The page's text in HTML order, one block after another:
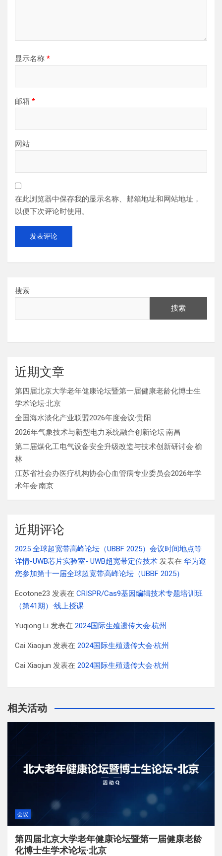
显示名称 *
邮箱 *
网站
在此浏览器中保存我的显示名称、邮箱地址和网站地址，
以便下次评论时使用。
搜索
搜索
近期文章
第四届北京大学老年健康论坛暨第一届健康老龄化博士生
学术论坛·北京
全国海水淡化产业联盟2026年度会议·贵阳
2026年气象技术与新型电力系统融合创新论坛·南昌
第二届煤化工电气设备安全升级改造与技术创新研讨会·榆
林
江苏省社会办医疗机构协会心血管病专业委员会2026年学
术年会·南京
近期评论
2025 全球超宽带高峰论坛（UBBF 2025）会议时间地点等
详情-UWB芯片实验室- UWB超宽带定位技术 发表在 华为邀
您参加第十一届全球超宽带高峰论坛（UBBF 2025）
Ecotone23 发表在 CRISPR/Cas9基因编辑技术专题培训班
（第41期）·线上授课
Yuqiong Li 发表在 2024国际生殖遗传大会·杭州
Cai Xiaojun 发表在 2024国际生殖遗传大会·杭州
Cai Xiaojun 发表在 2024国际生殖遗传大会·杭州
相关活动
会议
第四届北京大学老年健康论坛暨第一届健康老龄
化博士生学术论坛·北京